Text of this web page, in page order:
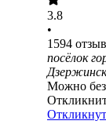
3.8
•
1594
посёлок
Можно